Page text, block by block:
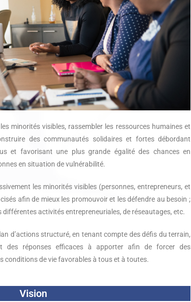
minorités visibles, rassembler les ressources humaines et
des communautés solidaires et fortes débordant
et favorisant une plus grande égalité des chances en
en situation de vulnérabilité.
les minorités visibles (personnes, entrepreneurs, et
afin de mieux les promouvoir et les défendre au besoin ;
activités entrepreneuriales, de réseautages, etc.
d’actions structuré, en tenant compte des défis du terrain,
des réponses efficaces à apporter afin de forcer des
conditions de vie favorables à tous et à toutes.
Vision